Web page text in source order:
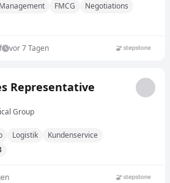
FMCG
Negotiations
vor 7 Tagen
Representative
Group
Logistik
Kundenservice